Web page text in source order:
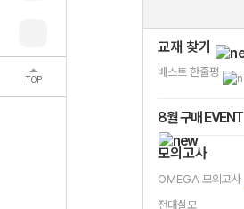
TOP
교재 찾기
베스트 한줄평
8월 구매 EVENT
모의고사
OMEGA 모의고사
전대실모